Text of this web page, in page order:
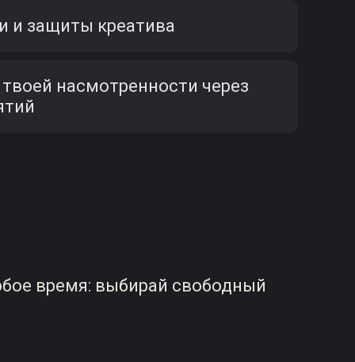
и защиты креатива
насмотренности через
время: выбирай свободный